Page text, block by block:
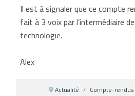
Il est à signaler que ce compte
fait à 3 voix par l’intermédiaire
technologie.
Alex
Actualité
Compte-rendus